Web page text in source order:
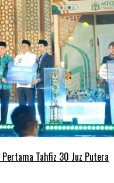
Tahfiz 30 Juz Putera